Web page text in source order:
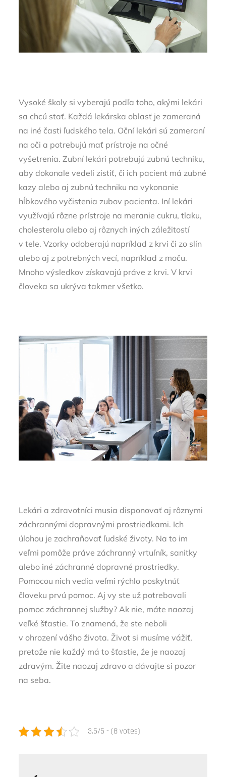
Vysoké školy si vyberajú podľa toho, akými lekári
sa chcú stať. Každá lekárska oblasť je zameraná
na iné časti ľudského tela. Oční lekári sú zameraní
na oči a potrebujú mať prístroje na očné
vyšetrenia. Zubní lekári potrebujú zubnú techniku,
aby dokonale vedeli zistiť, či ich pacient má zubné
kazy alebo aj zubnú techniku na vykonanie
hĺbkového vyčistenia zubov pacienta. Iní lekári
využívajú rôzne prístroje na meranie cukru, tlaku,
cholesterolu alebo aj rôznych iných záležitostí
v tele. Vzorky odoberajú napríklad z krvi či zo slín
alebo aj z potrebných vecí, napríklad z moču.
Mnoho výsledkov získavajú práve z krvi. V krvi
človeka sa ukrýva takmer všetko.
Lekári a zdravotníci musia disponovať aj rôznymi
záchrannými dopravnými prostriedkami. Ich
úlohou je zachraňovať ľudské životy. Na to im
veľmi pomôže práve záchranný vrtuľník, sanitky
alebo iné záchranné dopravné prostriedky.
Pomocou nich vedia veľmi rýchlo poskytnúť
človeku prvú pomoc. Aj vy ste už potrebovali
pomoc záchrannej služby? Ak nie, máte naozaj
veľké šťastie. To znamená, že ste neboli
v ohrození vášho života. Život si musíme vážiť,
pretože nie každý má to šťastie, že je naozaj
zdravým. Žite naozaj zdravo a dávajte si pozor
na seba.
3.5/5 - (8 votes)